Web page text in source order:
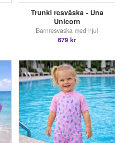
Trunki resväska - Una
Unicorn
Barnresväska med hjul
679 kr